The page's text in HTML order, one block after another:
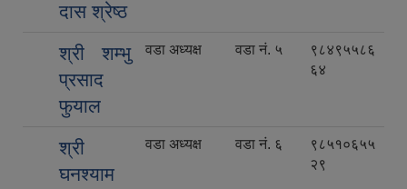
दास श्रेष्ठ
श्री शम्भु
प्रसाद
फुयाल
वडा अध्यक्ष वडा नं. ५
९८४९५५८६
६४
श्री
घनश्याम
वडा अध्यक्ष वडा नं. ६
९८५१०६५५
२९